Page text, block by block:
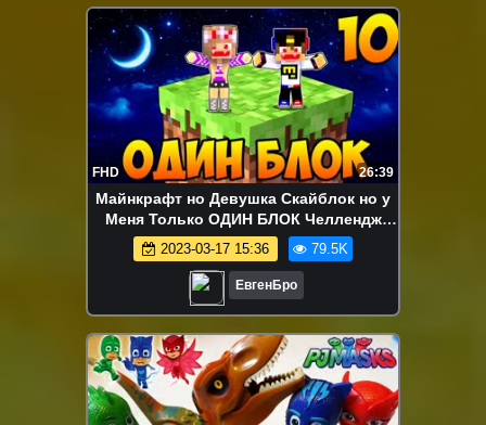
FHD 26:39
Майнкрафт но Девушка Скайблок но у
Меня Только ОДИН БЛОК Челлендж
НУБ И ПРО ВИДЕО ТРОЛЛИНГ
MINECRAFT
2023-03-17 15:36 79.5K
ЕвгенБро